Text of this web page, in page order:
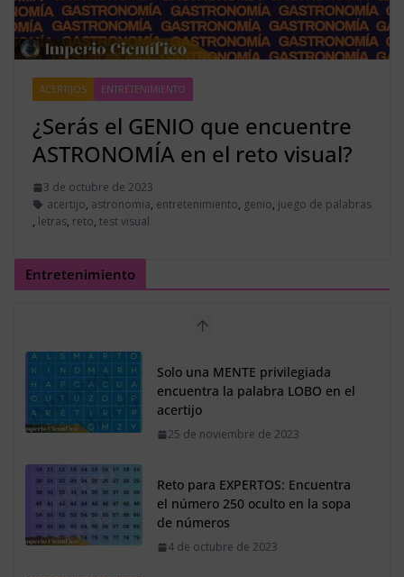
ACERTIJOS ENTRETENIMIENTO
¿Serás el GENIO que encuentre
ASTRONOMÍA en el reto visual?
3 de octubre de 2023
acertijo, astronomia, entretenimiento, genio, juego de palabras
, letras, reto, test visual
Entretenimiento
encuentra la palabra LOBO en el
acertijo
25 de noviembre de 2023
el número 250 oculto en la sopa
de números
4 de octubre de 2023